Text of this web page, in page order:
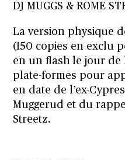
DJ MUGGS & ROME
La version physique
(150 copies en exclu
en un flash le jour de
plate-formes pour
en date de l’ex-
Muggerud et du
Streetz.